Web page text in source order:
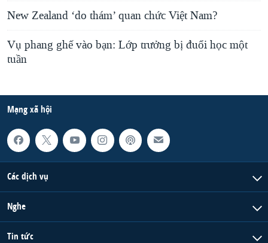
New Zealand ‘do thám’ quan chức Việt Nam?
Vụ phang ghế vào bạn: Lớp trưởng bị đuổi học một
tuần
Mạng xã hội
Các dịch vụ
Nghe
Tin tức